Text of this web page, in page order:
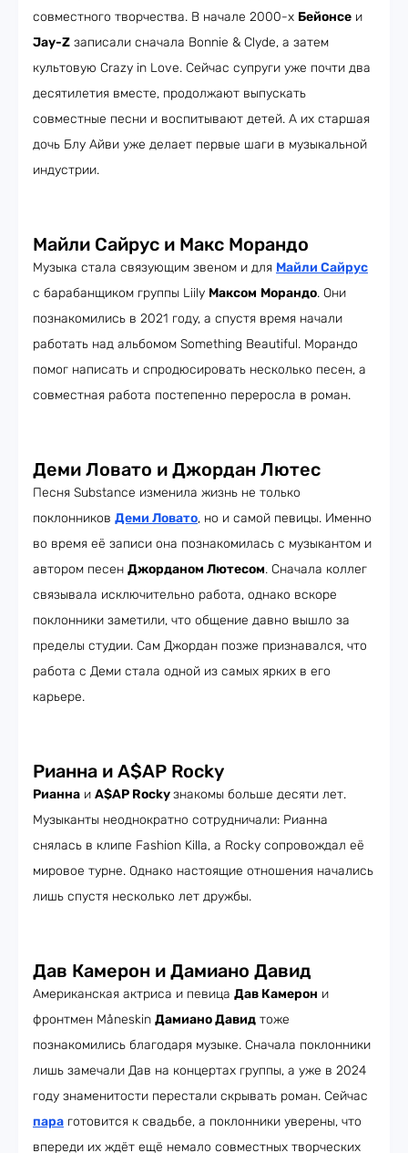
совместного творчества. В начале 2000-х Бейонсе и
Jay-Z записали сначала Bonnie & Clyde, а затем
культовую Crazy in Love. Сейчас супруги уже почти два
десятилетия вместе, продолжают выпускать
совместные песни и воспитывают детей. А их старшая
дочь Блу Айви уже делает первые шаги в музыкальной
индустрии.
Майли Сайрус и Макс Морандо
Музыка стала связующим звеном и для Майли Сайрус
с барабанщиком группы Liily Максом Морандо. Они
познакомились в 2021 году, а спустя время начали
работать над альбомом Something Beautiful. Морандо
помог написать и спродюсировать несколько песен, а
совместная работа постепенно переросла в роман.
Деми Ловато и Джордан Лютес
Песня Substance изменила жизнь не только
поклонников Деми Ловато, но и самой певицы. Именно
во время её записи она познакомилась с музыкантом и
автором песен Джорданом Лютесом. Сначала коллег
связывала исключительно работа, однако вскоре
поклонники заметили, что общение давно вышло за
пределы студии. Сам Джордан позже признавался, что
работа с Деми стала одной из самых ярких в его
карьере.
Рианна и A$AP Rocky
Рианна и A$AP Rockyзнакомы больше десяти лет.
Музыканты неоднократно сотрудничали: Рианна
снялась в клипе Fashion Killa, а Rocky сопровождал её
мировое турне. Однако настоящие отношения начались
лишь спустя несколько лет дружбы.
Дав Камерон и Дамиано Давид
Американская актриса и певица Дав Камерон и
фронтмен Måneskin Дамиано Давид тоже
познакомились благодаря музыке. Сначала поклонники
лишь замечали Дав на концертах группы, а уже в 2024
году знаменитости перестали скрывать роман. Сейчас
пара готовится к свадьбе, а поклонники уверены, что
впереди их ждёт ещё немало совместных творческих